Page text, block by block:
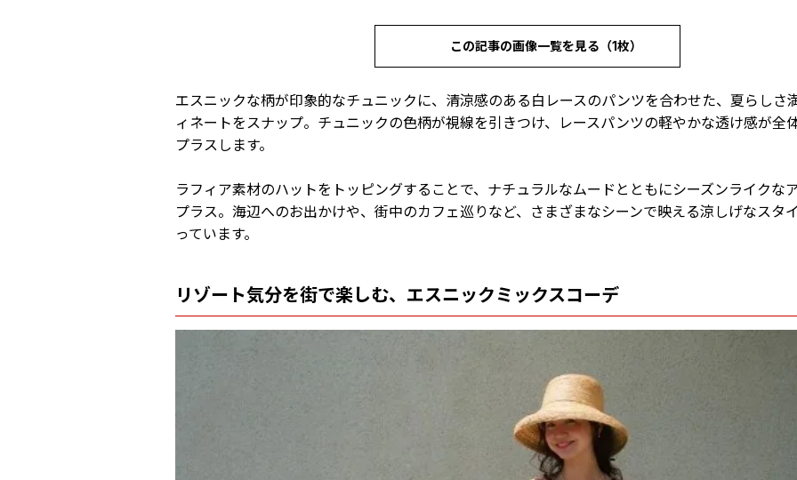
この記事の画像一覧を見る（1枚）
エスニックな柄が印象的なチュニックに、清涼感のある白レースのパンツを合わせた、夏らしさ
ィネートをスナップ。チュニックの色柄が視線を引きつけ、レースパンツの軽やかな透け感が全
プラスします。
ラフィア素材のハットをトッピングすることで、ナチュラルなムードとともにシーズンライクな
プラス。海辺へのお出かけや、街中のカフェ巡りなど、さまざまなシーンで映える涼しげなスタ
っています。
リゾート気分を街で楽しむ、エスニックミックスコーデ